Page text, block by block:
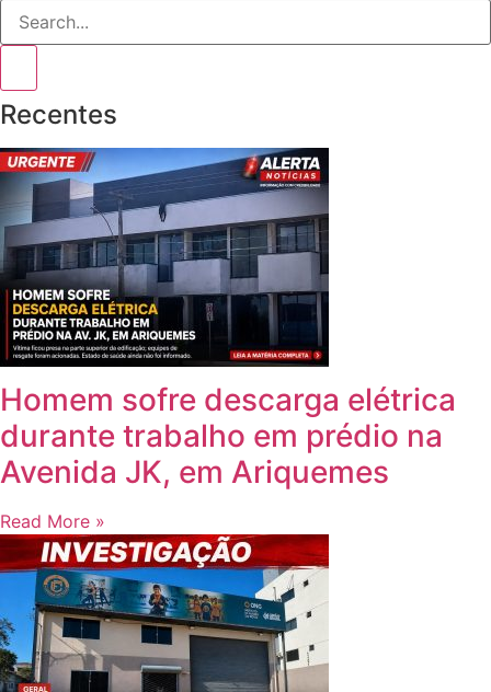
Recentes
Homem sofre descarga elétrica
durante trabalho em prédio na
Avenida JK, em Ariquemes
Read More »